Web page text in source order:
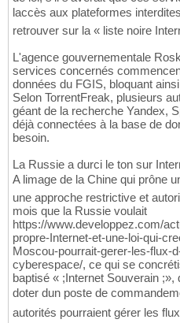
laccès aux plateformes
retrouver sur la « liste noire
L'agence gouvernementale
services concernés
données du FGIS, bloquant
Selon TorrentFreak, plusieurs
géant de la recherche Yandex,
déjà connectées à la base de
besoin.
La Russie a durci le ton sur
A limage de la Chine qui prône
une approche restrictive et
mois que la Russie voulait
https://www.developpez.com/
propre-Internet-et-une-loi-qui-
Moscou-pourrait-gerer-les-flux-
cyberespace/, ce qui se
baptisé « ;Internet Souverain
doter dun poste de
autorités pourraient gérer les